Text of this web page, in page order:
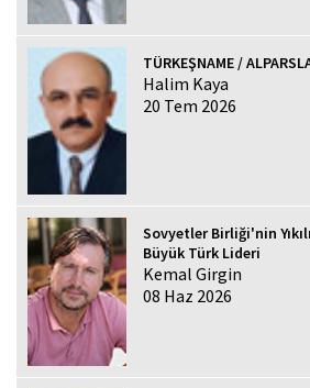
TÜRKEŞNAME /
Halim Kaya
20 Tem 2026
Sovyetler Birliği'nin
Büyük Türk Lideri
Kemal Girgin
08 Haz 2026